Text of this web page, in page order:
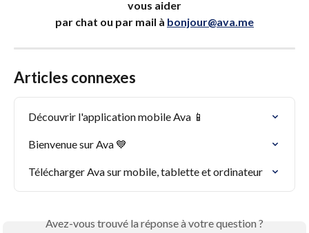
vous aider
par chat ou par mail à bonjour@ava.me
Articles connexes
Découvrir l'application mobile Ava 📱
Bienvenue sur Ava 💙
Télécharger Ava sur mobile, tablette et ordinateur
Avez-vous trouvé la réponse à votre question ?